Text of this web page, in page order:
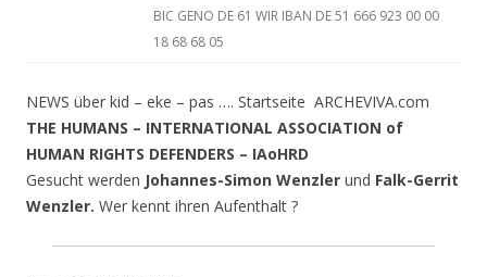
BIC GENO DE 61 WIR IBAN DE 51 666 923 00 00
18 68 68 05
NEWS über kid – eke – pas …. Startseite ARCHEVIVA.com
THE HUMANS – INTERNATIONAL ASSOCIATION of
HUMAN RIGHTS DEFENDERS – IAoHRD
Gesucht werden Johannes-Simon Wenzler und Falk-Gerrit
Wenzler. Wer kennt ihren Aufenthalt ?